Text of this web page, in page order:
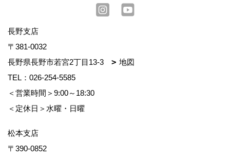
長野支店
〒381-0032
長野県長野市若宮2丁目13-3
地図
TEL： 026-254-5585
＜営業時間＞9:00～18:30
＜定休日＞水曜・日曜
松本支店
〒390-0852